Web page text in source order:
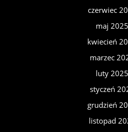
czerwiec
maj 2025
kwiecień
marzec
luty 2025
styczeń
grudzień
listopad